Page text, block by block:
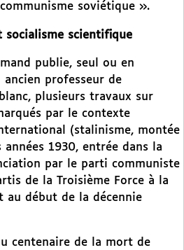
soviétique ».
socialisme scientifique
publie, seul ou en
professeur de
plusieurs travaux sur
par le contexte
(stalinisme, montée
années 1930, entrée dans la
par le parti communiste
de la Troisième Force à la
au début de la décennie
centenaire de la mort de